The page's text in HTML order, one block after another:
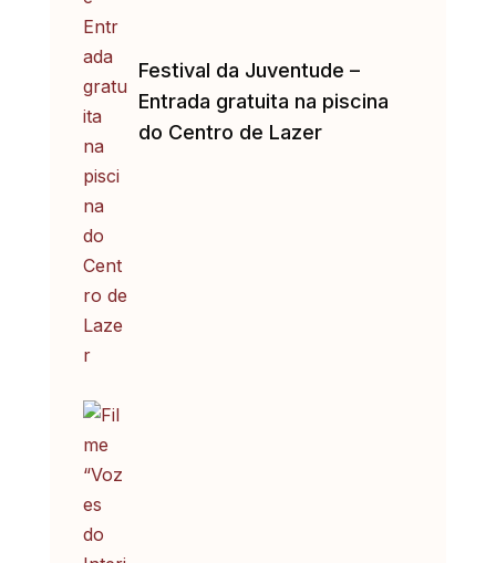
Festival da Juventude –
Entrada gratuita na piscina
do Centro de Lazer